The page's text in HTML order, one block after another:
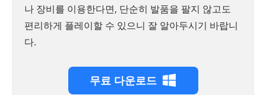
나 장비를 이용한다면, 단순히 발품을 팔지 않고도
편리하게 플레이할 수 있으니 잘 알아두시기 바랍니
다.
무료 다운로드